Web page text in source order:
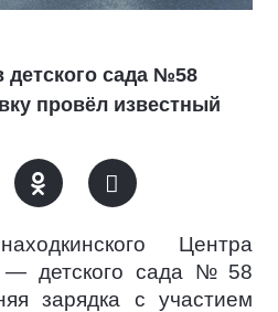
детского сада №58
провёл известный
Центра
— детского сада № 58
зарядка с участием